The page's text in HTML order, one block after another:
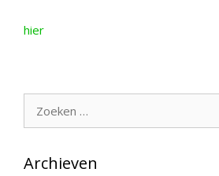
hier
Archieven